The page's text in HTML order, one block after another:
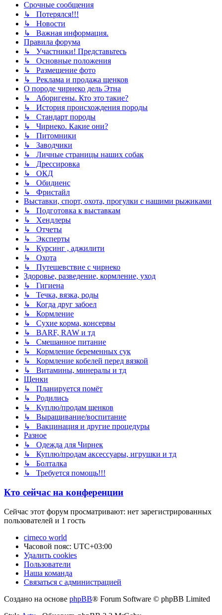
Срочные сообщения
↳ Потерялся!!!
↳ Новости
↳ Важная информация.
Правила форума
↳ Участники! Представьтесь
↳ Основные положения
↳ Размещение фото
↳ Реклама и продажа щенков
О породе чирнеко дель Этна
↳ Аборигены. Кто это такие?
↳ История происхождения породы
↳ Стандарт породы
↳ Чирнеко. Какие они?
↳ Питомники
↳ Заводчики
↳ Личные страницы наших собак
↳ Дрессировка
↳ ОКД
↳ Обидиенс
↳ Фристайл
Выставки, спорт, охота, прогулки с нашими рыжиками
↳ Подготовка к выставкам
↳ Хендлеры
↳ Отчеты
↳ Эксперты
↳ Курсинг , аджилити
↳ Охота
↳ Путешевствие с чирнеко
Здоровье, разведение, кормление, уход
↳ Гигиена
↳ Течка, вязка, роды
↳ Когда друг забоел
↳ Кормление
↳ Сухие корма, консервы
↳ BARF, RAW и тд
↳ Смешанное питание
↳ Кормление беременных сук
↳ Кормление кобелей перед вязкой
↳ Витамины, минералы и тд
Щенки
↳ Планируется помёт
↳ Родились
↳ Куплю/продам щенков
↳ Выращивание/воспитание
↳ Вакцинация и другие процедуры
Разное
↳ Одежда для Чирнек
↳ Куплю/продам аксессуары, игрушки и тд
↳ Болталка
↳ Требуется помощь!!!
Кто сейчас на конференции
Сейчас этот форум просматривают: нет зарегистрированных
пользователей и 1 гость
cirneco world
Часовой пояс: UTC+03:00
Удалить cookies
Пользователи
Наша команда
Связаться с администрацией
Создано на основе phpBB® Forum Software © phpBB Limited